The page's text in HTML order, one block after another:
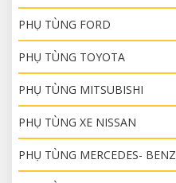
PHỤ TÙNG FORD
PHỤ TÙNG TOYOTA
PHỤ TÙNG MITSUBISHI
PHỤ TÙNG XE NISSAN
PHỤ TÙNG MERCEDES- BENZ